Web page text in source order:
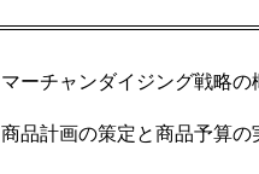
マーチャンダイジング戦略の
商品計画の策定と商品予算の